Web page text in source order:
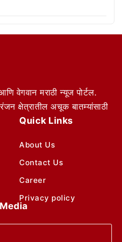
वेगवान मराठी न्यूज पोर्टल.
क्षेत्रातील अचूक बातम्यांसाठी
Quick Links
About Us
Contact Us
Career
Privacy policy